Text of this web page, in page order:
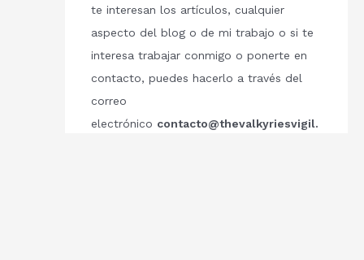
te interesan los artículos, cualquier
aspecto del blog o de mi trabajo o si te
interesa trabajar conmigo o ponerte en
contacto, puedes hacerlo a través del
correo
electrónico contacto@thevalkyriesvigil.